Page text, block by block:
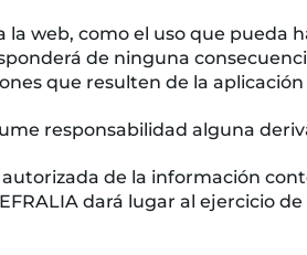
la web, como el uso que pueda
de ninguna
que resulten de la
responsabilidad alguna
de la información
dará lugar al ejercicio